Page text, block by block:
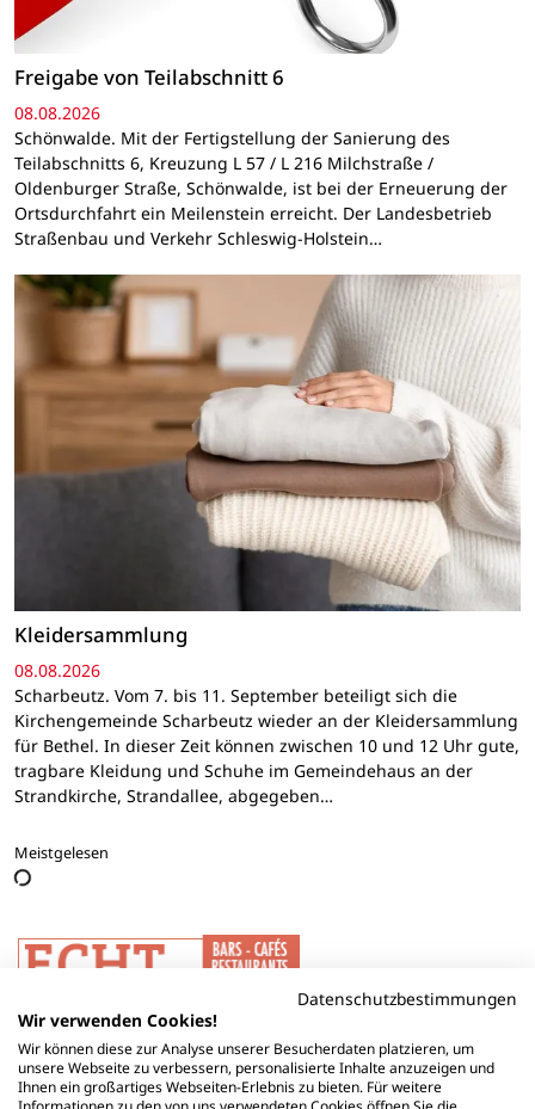
Freigabe von Teilabschnitt 6
08.08.2026
Schönwalde. Mit der Fertigstellung der Sanierung des
Teilabschnitts 6, Kreuzung L 57 / L 216 Milchstraße /
Oldenburger Straße, Schönwalde, ist bei der Erneuerung der
Ortsdurchfahrt ein Meilenstein erreicht. Der Landesbetrieb
Straßenbau und Verkehr Schleswig-Holstein…
Kleidersammlung
08.08.2026
Scharbeutz. Vom 7. bis 11. September beteiligt sich die
Kirchengemeinde Scharbeutz wieder an der Kleidersammlung
für Bethel. In dieser Zeit können zwischen 10 und 12 Uhr gute,
tragbare Kleidung und Schuhe im Gemeindehaus an der
Strandkirche, Strandallee, abgegeben…
Meistgelesen
Datenschutzbestimmungen
Wir verwenden Cookies!
Wir können diese zur Analyse unserer Besucherdaten platzieren, um
unsere Webseite zu verbessern, personalisierte Inhalte anzuzeigen und
Ihnen ein großartiges Webseiten-Erlebnis zu bieten. Für weitere